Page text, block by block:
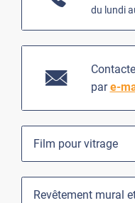
du lundi
pare-
Film pour vitrage
Revêtement mural